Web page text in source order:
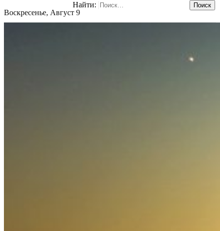
Воскресенье, Август 9
Найти: